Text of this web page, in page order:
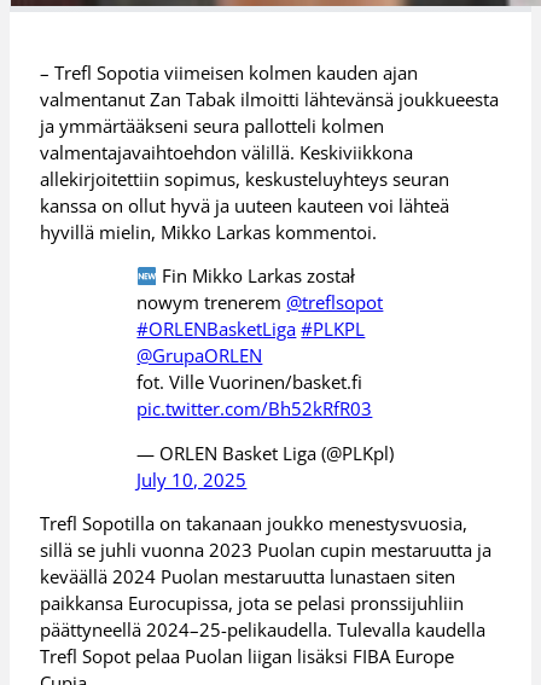
– Trefl Sopotia viimeisen kolmen kauden ajan
valmentanut Zan Tabak ilmoitti lähtevänsä joukkueesta
ja ymmärtääkseni seura pallotteli kolmen
valmentajavaihtoehdon välillä. Keskiviikkona
allekirjoitettiin sopimus, keskusteluyhteys seuran
kanssa on ollut hyvä ja uuteen kauteen voi lähteä
hyvillä mielin, Mikko Larkas kommentoi.
Fin Mikko Larkas został
nowym trenerem@treflsopot
#ORLENBasketLiga #PLKPL
@GrupaORLEN
fot. Ville Vuorinen/basket.fi
pic.twitter.com/Bh52kRfR03
— ORLEN Basket Liga (@PLKpl)
July 10, 2025
Trefl Sopotilla on takanaan joukko menestysvuosia,
sillä se juhli vuonna 2023 Puolan cupin mestaruutta ja
keväällä 2024 Puolan mestaruutta lunastaen siten
paikkansa Eurocupissa, jota se pelasi pronssijuhliin
päättyneellä 2024–25-pelikaudella. Tulevalla kaudella
Trefl Sopot pelaa Puolan liigan lisäksi FIBA Europe